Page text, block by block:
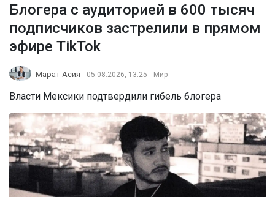
Блогера с аудиторией в 600 тысяч
подписчиков застрелили в прямом
эфире TikTok
Марат Асия 05.08.2026, 13:25 Мир
Власти Мексики подтвердили гибель блогера